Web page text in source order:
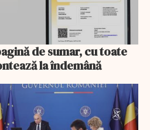
de sumar, cu toate
la îndemână